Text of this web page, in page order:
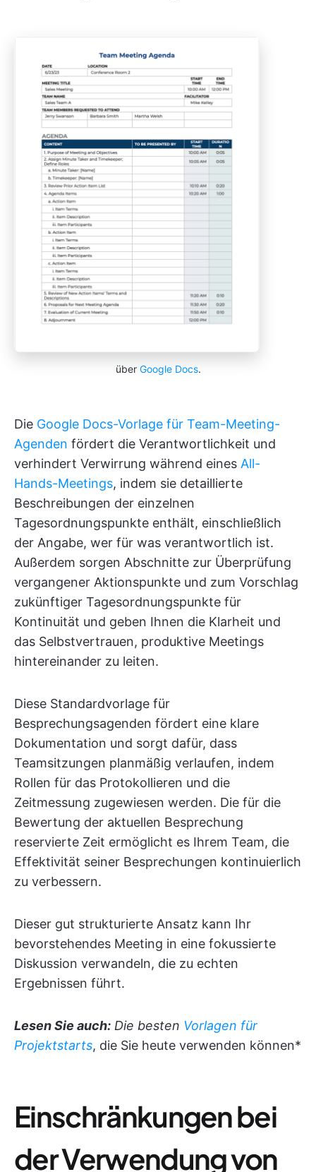
über Google Docs.
Die Google Docs-Vorlage für Team-Meeting-
Agenden fördert die Verantwortlichkeit und
verhindert Verwirrung während eines All-
Hands-Meetings, indem sie detaillierte
Beschreibungen der einzelnen
Tagesordnungspunkte enthält, einschließlich
der Angabe, wer für was verantwortlich ist.
Außerdem sorgen Abschnitte zur Überprüfung
vergangener Aktionspunkte und zum Vorschlag
zukünftiger Tagesordnungspunkte für
Kontinuität und geben Ihnen die Klarheit und
das Selbstvertrauen, produktive Meetings
hintereinander zu leiten.
Diese Standardvorlage für
Besprechungsagenden fördert eine klare
Dokumentation und sorgt dafür, dass
Teamsitzungen planmäßig verlaufen, indem
Rollen für das Protokollieren und die
Zeitmessung zugewiesen werden. Die für die
Bewertung der aktuellen Besprechung
reservierte Zeit ermöglicht es Ihrem Team, die
Effektivität seiner Besprechungen kontinuierlich
zu verbessern.
Dieser gut strukturierte Ansatz kann Ihr
bevorstehendes Meeting in eine fokussierte
Diskussion verwandeln, die zu echten
Ergebnissen führt.
Lesen Sie auch: Die besten Vorlagen für
Projektstarts, die Sie heute verwenden können*
Einschränkungen bei
der Verwendung von